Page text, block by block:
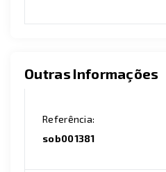
Outras Informações
Referência:
sob001381